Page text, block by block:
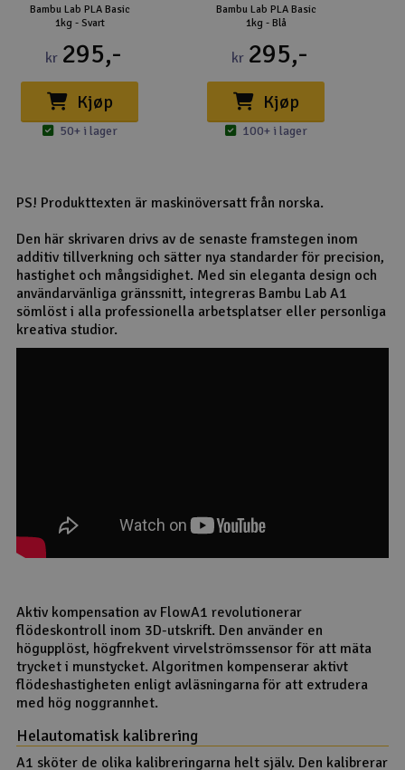
Bambu Lab PLA Basic
1kg - Svart
kr 295,-
Kjøp
50+ i lager
Bambu Lab PLA Basic
1kg - Blå
kr 295,-
Kjøp
100+ i lager
PS! Produkttexten är maskinöversatt från norska.
Den här skrivaren drivs av de senaste framstegen inom
additiv tillverkning och sätter nya standarder för precision,
hastighet och mångsidighet. Med sin eleganta design och
användarvänliga gränssnitt, integreras Bambu Lab A1
sömlöst i alla professionella arbetsplatser eller personliga
kreativa studior.
Aktiv kompensation av FlowA1 revolutionerar
flödeskontroll inom 3D-utskrift. Den använder en
högupplöst, högfrekvent virvelströmssensor för att mäta
trycket i munstycket. Algoritmen kompenserar aktivt
flödeshastigheten enligt avläsningarna för att extrudera
med hög noggrannhet.
Helautomatisk kalibrering
A1 sköter de olika kalibreringarna helt själv. Den kalibrerar